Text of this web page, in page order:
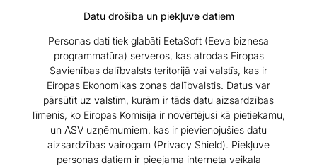
Datu drošība un piekļuve datiem
Personas dati tiek glabāti EetaSoft (Eeva biznesa
programmatūra) serveros, kas atrodas Eiropas
Savienības dalībvalsts teritorijā vai valstīs, kas ir
Eiropas Ekonomikas zonas dalībvalstis. Datus var
pārsūtīt uz valstīm, kurām ir tāds datu aizsardzības
līmenis, ko Eiropas Komisija ir novērtējusi kā pietiekamu,
un ASV uzņēmumiem, kas ir pievienojušies datu
aizsardzības vairogam (Privacy Shield). Piekļuve
personas datiem ir pieejama interneta veikala